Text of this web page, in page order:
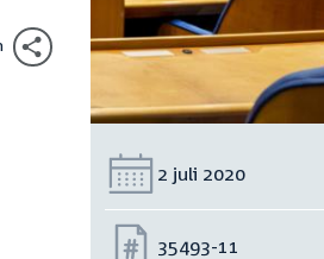
Datum:
2 juli 2020
Nummer:
35493-11